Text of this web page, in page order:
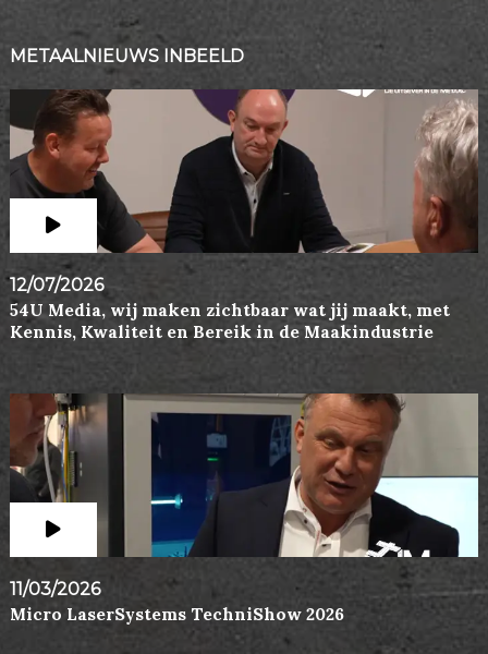
METAALNIEUWS INBEELD
12/07/2026
54U Media, wij maken zichtbaar wat jij maakt, met
Kennis, Kwaliteit en Bereik in de Maakindustrie
11/03/2026
Micro LaserSystems TechniShow 2026